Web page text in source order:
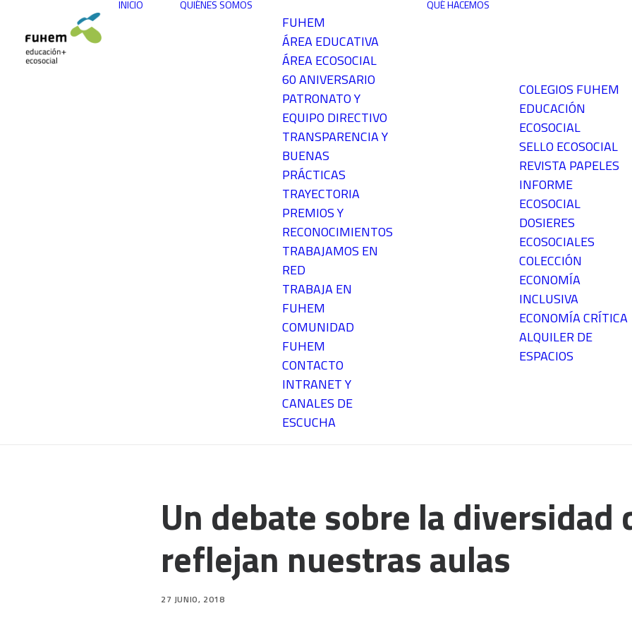
INICIO QUIÉNES SOMOS
FUHEM
ÁREA EDUCATIVA
ÁREA ECOSOCIAL
60 ANIVERSARIO
PATRONATO Y
EQUIPO DIRECTIVO
TRANSPARENCIA Y
BUENAS
PRÁCTICAS
TRAYECTORIA
PREMIOS Y
RECONOCIMIENTOS
TRABAJAMOS EN
RED
TRABAJA EN
FUHEM
COMUNIDAD
FUHEM
CONTACTO
INTRANET Y
CANALES DE
ESCUCHA
QUÉ HACEMOS
COLEGIOS FUHEM
EDUCACIÓN
ECOSOCIAL
SELLO ECOSOCIAL
REVISTA PAPELES
INFORME
ECOSOCIAL
DOSIERES
ECOSOCIALES
COLECCIÓN
ECONOMÍA
INCLUSIVA
ECONOMÍA CRÍTICA
ALQUILER DE
ESPACIOS
Un debate sobre la diversidad
reflejan nuestras aulas
27 JUNIO, 2018